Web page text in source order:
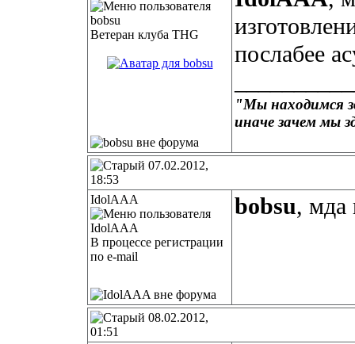
Ветеран клуба THG
послабее
"Мы находимся
иначе зачем мы
07.02.2012,
18:53
IdolAAA
В процессе регистрации
по e-mail
bobsu, мда
08.02.2012,
01:51